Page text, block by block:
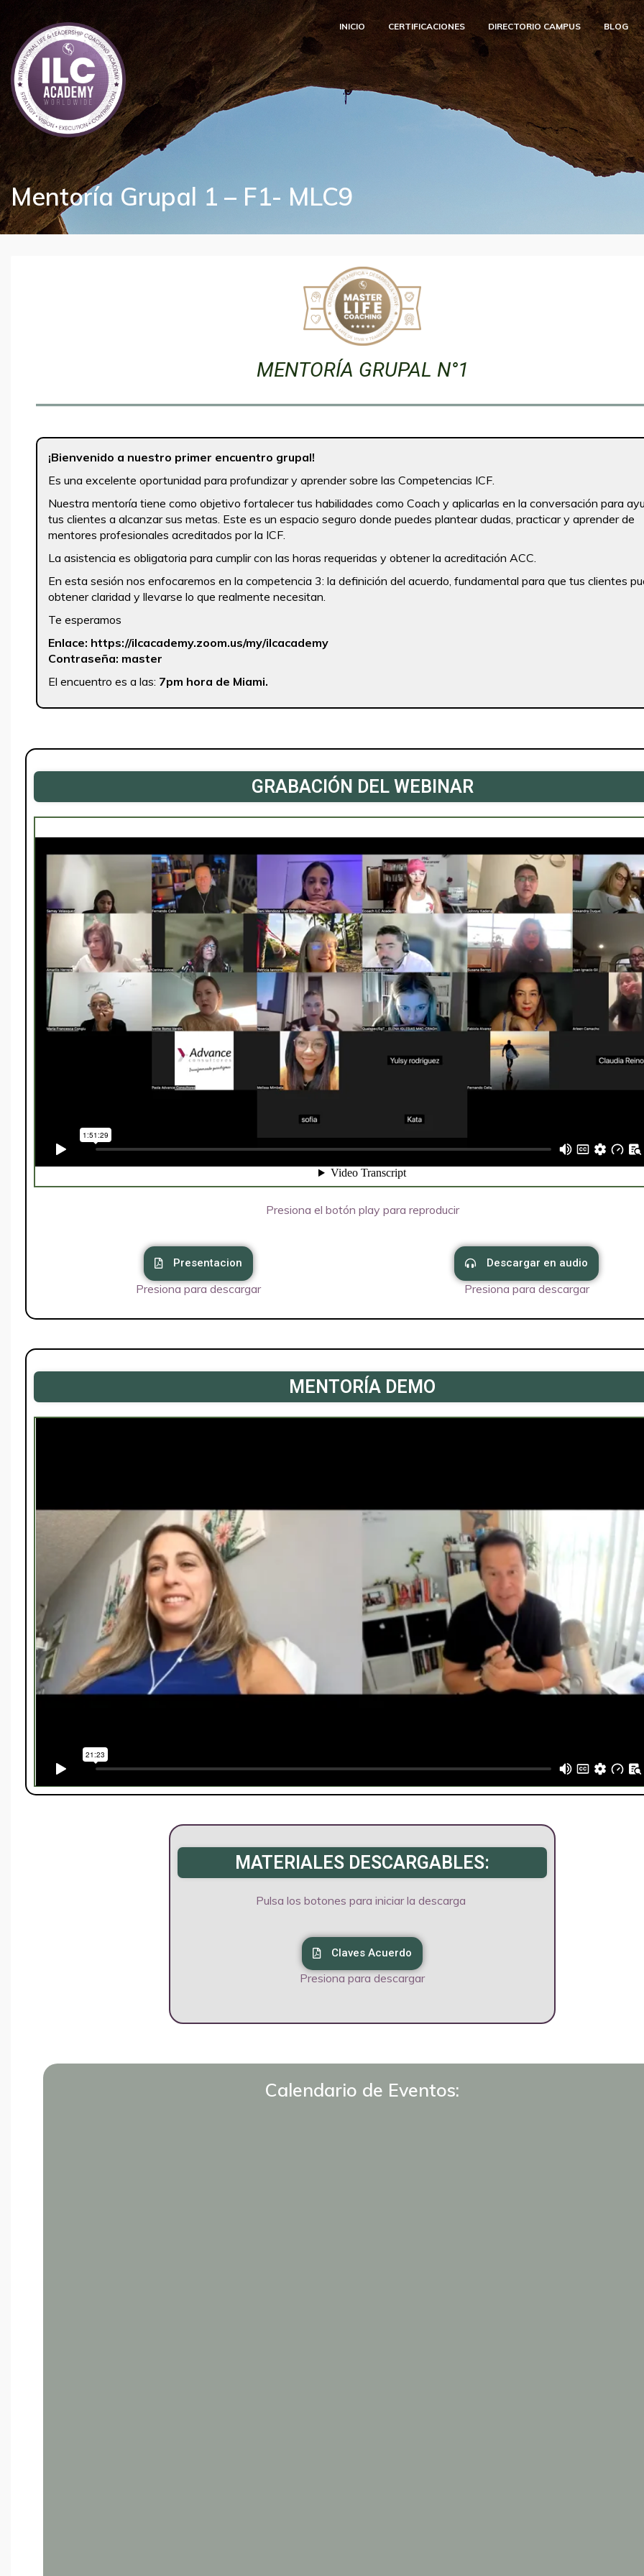
INICIO CERTIFICACIONES DIRECTORIO CAMPUS BLOG
Mentoría Grupal 1 – F1- MLC9
MENTORÍA GRUPAL N°1
¡Bienvenido a nuestro primer encuentro grupal!
Es una excelente oportunidad para profundizar y aprender sobre las Competencias ICF.
Nuestra mentoría tiene como objetivo fortalecer tus habilidades como Coach y aplicarlas en la conversación para
tus clientes a alcanzar sus metas. Este es un espacio seguro donde puedes plantear dudas, practicar y aprender de
mentores profesionales acreditados por la ICF.
La asistencia es obligatoria para cumplir con las horas requeridas y obtener la acreditación ACC.
En esta sesión nos enfocaremos en la competencia 3: la definición del acuerdo, fundamental para que tus clientes
obtener claridad y llevarse lo que realmente necesitan.
Te esperamos
Enlace: https://ilcacademy.zoom.us/my/ilcacademy
Contraseña: master
El encuentro es a las: 7pm hora de Miami.
GRABACIÓN DEL WEBINAR
Presiona el botón play para reproducir
Presentacion
Presiona para descargar
Descargar en audio
Presiona para descargar
MENTORÍA DEMO
MATERIALES DESCARGABLES:
Pulsa los botones para iniciar la descarga
Claves Acuerdo
Presiona para descargar
Calendario de Eventos: